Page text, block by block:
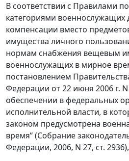
В соответствии с Правилами
категориями военнослужащих
компенсации вместо
имущества личного
нормам снабжения вещевым
военнослужащих в мирное
постановлением
Федерации от 22 июня 2006 г.
обеспечении в федеральных
исполнительной власти, в
законом предусмотрена
время” (Собрание
Федерации, 2006, N 27, ст.